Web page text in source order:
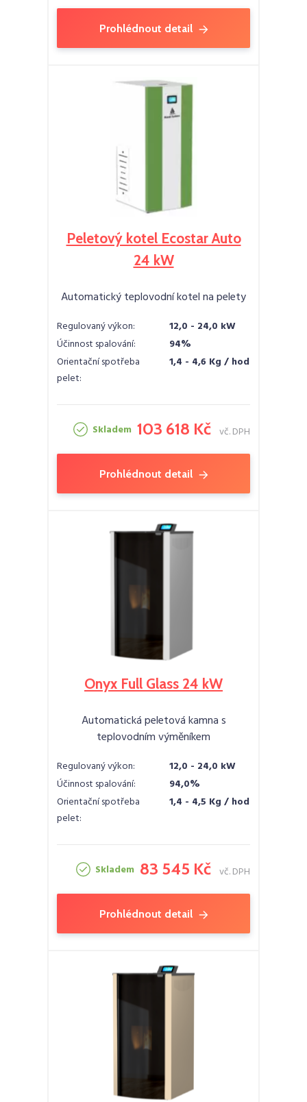
Prohlédnout detail
Peletový kotel Ecostar Auto
24 kW
Automatický teplovodní kotel na pelety
Regulovaný výkon:
12,0 - 24,0 kW
Účinnost spalování:
94%
Orientační spotřeba
pelet:
1,4 - 4,6 Kg / hod
Skladem 103 618 Kč vč. DPH
Prohlédnout detail
Onyx Full Glass 24 kW
Automatická peletová kamna s
teplovodním výměníkem
Regulovaný výkon:
12,0 - 24,0 kW
Účinnost spalování:
94,0%
Orientační spotřeba
pelet:
1,4 - 4,5 Kg / hod
Skladem 83 545 Kč vč. DPH
Prohlédnout detail